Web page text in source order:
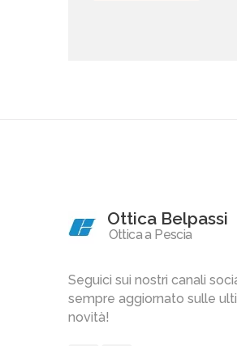
Ottica Belpassi
Ottica a Pescia
Seguici sui nostri canali
sempre aggiornato sulle
novità!